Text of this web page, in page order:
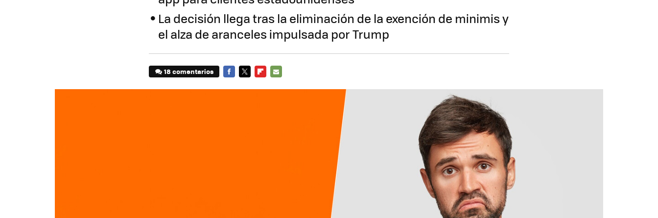
La decisión llega tras la eliminación de la exención de minimis y
el alza de aranceles impulsada por Trump
18 comentarios